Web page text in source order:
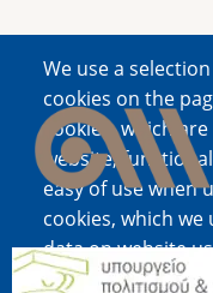
We use a
cookies on the
cookies, which
website;
easy of use when
cookies, which
data on website
cookies, which
Image
Image